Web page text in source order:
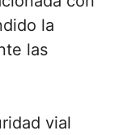
la
las
vial